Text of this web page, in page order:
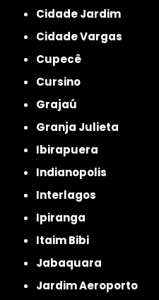
Cidade Jardim
Cidade Vargas
Cupecê
Cursino
Grajaú
Granja Julieta
Ibirapuera
Indianopolis
Interlagos
Ipiranga
Itaim Bibi
Jabaquara
Jardim Aeroporto